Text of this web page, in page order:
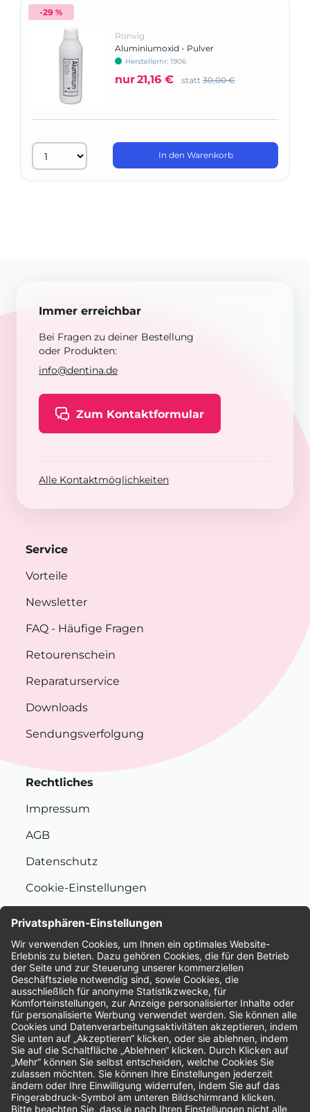
-29 %
Ronvig
Aluminiumoxid - Pulver
Herstellernr: 1906
nur21,16 € statt 30,00 €
In den Warenkorb
Immer erreichbar
Bei Fragen zu deiner Bestellung
oder Produkten:
info@dentina.de
Zum Kontaktformular
Alle Kontaktmöglichkeiten
Service
Vorteile
Newsletter
FAQ - Häufige Fragen
Retourenschein
Reparaturservice
Downloads
Sendungsverfolgung
Rechtliches
Impressum
AGB
Datenschutz
Cookie-Einstellungen
Bewertungen